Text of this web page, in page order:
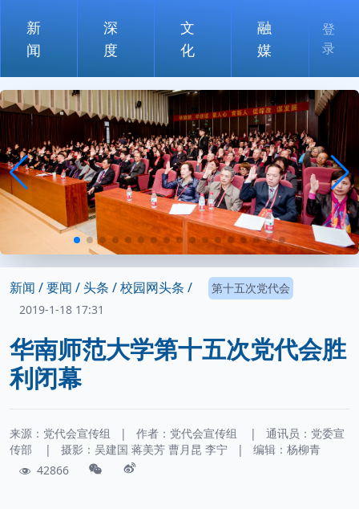
新
闻
深
度
文
化
融
媒
登
录
新闻 /要闻 /头条 /校园网头条 /
第十五次党代会
2019-1-18 17:31
华南师范大学第十五次党代会胜
利闭幕
来源：党代会宣传组 | 作者： 党代会宣传组 | 通讯员： 党委宣
传部
| 摄影： 吴建国 蒋美芳 曹月昆 李宁 |
编辑：杨柳青
42866